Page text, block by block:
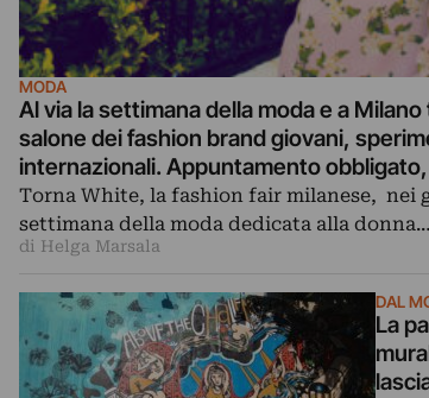
MODA
Al via la settimana della moda e a
salone dei fashion brand giovani,
internazionali. Appuntamento obbligato,
fashion addict
Torna White, la fashion fair milanese, nei
settimana della moda dedicata alla
di Helga Marsala
DAL
La